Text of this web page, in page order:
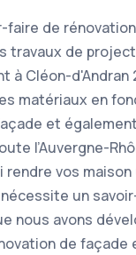
faire de
travaux de
à Cléon-
matériaux en
et
l’Auvergne-
rendre vos
un
nous avons
de